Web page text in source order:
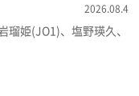
2026.08.4
瑠姫(JO1)、塩野瑛久、